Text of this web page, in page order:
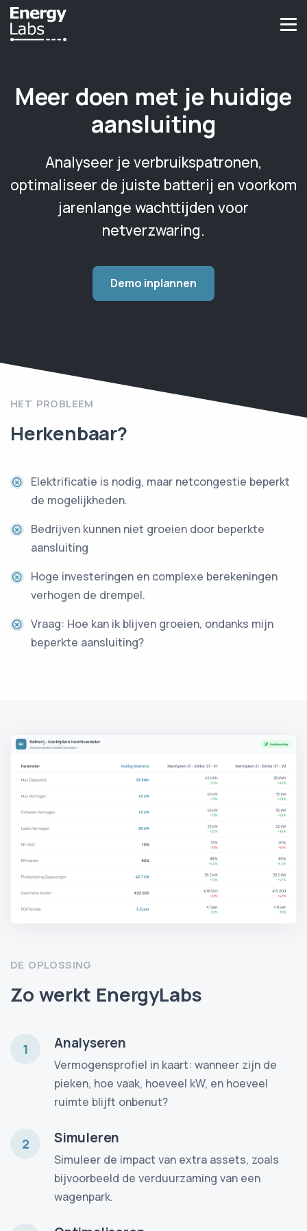
Meer doen met je huidige
aansluiting
Analyseer je verbruikspatronen,
optimaliseer de juiste batterij en voorkom
jarenlange wachttijden voor
netverzwaring.
Demo inplannen
HET PROBLEEM
Herkenbaar?
Elektrificatie is nodig, maar netcongestie beperkt
de mogelijkheden.
Bedrijven kunnen niet groeien door beperkte
aansluiting
Hoge investeringen en complexe berekeningen
verhogen de drempel.
Vraag: Hoe kan ik blijven groeien, ondanks mijn
beperkte aansluiting?
DE OPLOSSING
Zo werkt EnergyLabs
1 Analyseren
Vermogensprofiel in kaart: wanneer zijn de
pieken, hoe vaak, hoeveel kW, en hoeveel
ruimte blijft onbenut?
2 Simuleren
Simuleer de impact van extra assets, zoals
bijvoorbeeld de verduurzaming van een
wagenpark.